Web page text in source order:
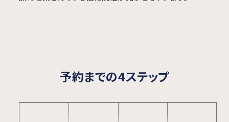
予約までの4ステップ